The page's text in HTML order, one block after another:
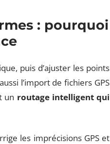
: pourquoi
puis d’ajuster les points
l’import de fichiers GPS
un routage intelligent qui
les imprécisions GPS et